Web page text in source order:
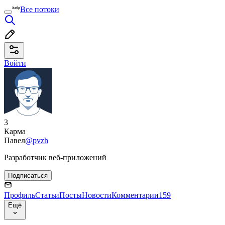
Все потоки
Войти
3
Карма
Павел@pvzh
Разработчик веб-приложений
Подписаться
ПрофильСтатьиПостыНовостиКомментарии159
Ещё